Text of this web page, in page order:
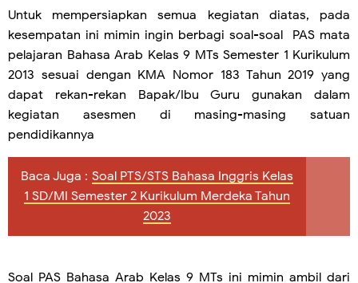
Untuk mempersiapkan semua kegiatan diatas, pada
kesempatan ini mimin ingin berbagi soal-soal PAS mata
pelajaran Bahasa Arab Kelas 9 MTs Semester 1 Kurikulum
2013 sesuai dengan KMA Nomor 183 Tahun 2019 yang
dapat rekan-rekan Bapak/Ibu Guru gunakan dalam
kegiatan asesmen di masing-masing satuan
pendidikannya
Baca Juga : Soal PTS/STS Bahasa Inggris Kelas
1 SD/MI Semester 2 Kurikulum Merdeka Tahun
2023
Soal PAS Bahasa Arab Kelas 9 MTs ini mimin ambil dari